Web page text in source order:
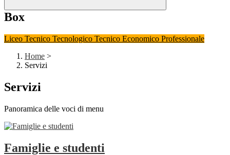
Box
Liceo Tecnico Tecnologico Tecnico Economico Professionale
Home >
Servizi
Servizi
Panoramica delle voci di menu
Famiglie e studenti